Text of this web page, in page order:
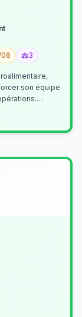
06 3
son équipe